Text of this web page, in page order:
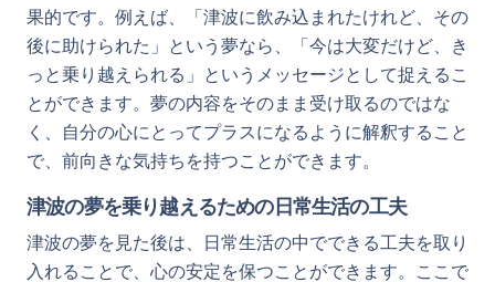
果的です。例えば、「津波に飲み込まれたけれど、その
後に助けられた」という夢なら、「今は大変だけど、き
っと乗り越えられる」というメッセージとして捉えるこ
とができます。夢の内容をそのまま受け取るのではな
く、自分の心にとってプラスになるように解釈すること
で、前向きな気持ちを持つことができます。
津波の夢を乗り越えるための日常生活の工夫
津波の夢を見た後は、日常生活の中でできる工夫を取り
入れることで、心の安定を保つことができます。ここで